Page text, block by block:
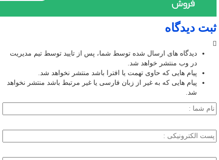
ثبت دیدگاه
دیدگاه های ارسال شده توسط شما، پس از تایید توسط تیم مدیریت
در وب منتشر خواهد شد.
پیام هایی که حاوی تهمت یا افترا باشد منتشر نخواهد شد.
پیام هایی که به غیر از زبان فارسی یا غیر مرتبط باشد منتشر نخواهد
شد.